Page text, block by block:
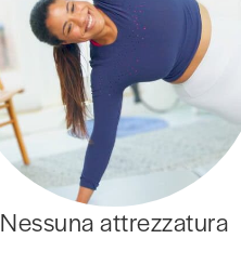
Nessuna attrezzatura